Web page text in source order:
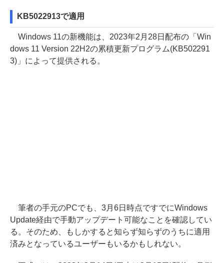
KB5022913で適用
Windows 11の新機能は、2023年2月28日配布の「Win
dows 11 Version 22H2の累積更新プログラム(KB502291
3)」によって提供される。
筆者の手元のPCでも、3月6日時点ですでにWindows
Update経由で手動アップデート可能なことを確認してい
る。そのため、もしかすると知らず知らずのうちに適用
済みとなっているユーザーもいるかもしれない。